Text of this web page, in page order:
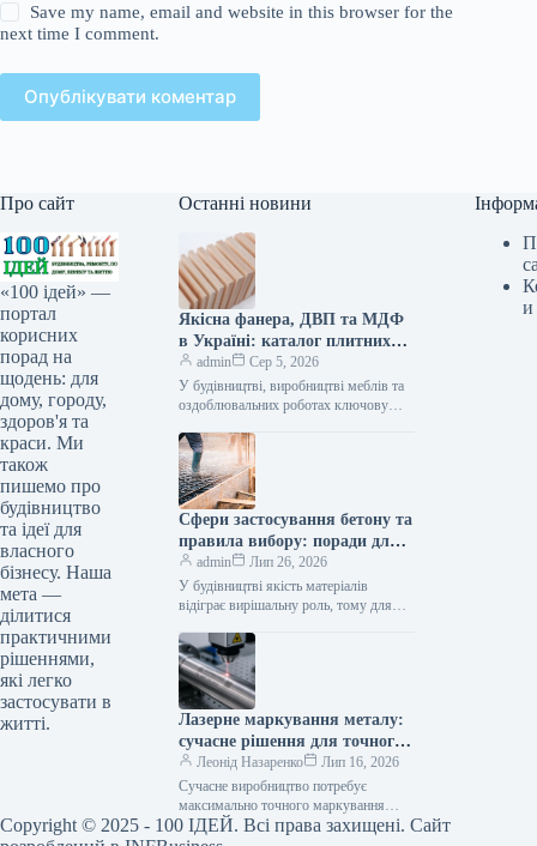
Save my name, email and website in this browser for the
next time I comment.
Опублікувати коментар
Про сайт
«100 ідей» —
портал
корисних
порад на
щодень: для
дому, городу,
здоров'я та
краси. Ми
також
пишемо про
будівництво
та ідеї для
власного
бізнесу. Наша
мета —
ділитися
практичними
рішеннями,
які легко
застосувати в
житті.
Останні новини
Якісна фанера, ДВП та МДФ
в Україні: каталог плитних
матеріалів від «ВІН-ВУД»
admin
Сер 5, 2026
У будівництві, виробництві меблів та
оздоблювальних роботах ключову
сировини. Компанія «ВІН-ВУД» уже
тривалий час займається…
Сфери застосування бетону та
правила вибору: поради для
приватного й промислового
будівництва
admin
Лип 26, 2026
У будівництві якість матеріалів
відіграє вирішальну роль, тому для
обирати перевірених виробників, таких
як компанія Промбудцентр,…
Лазерне маркування металу:
сучасне рішення для точного
та довговічного нанесення
інформації
Леонід Назаренко
Лип 16, 2026
Сучасне виробництво потребує
максимально точного маркування
продукції. Серійні номери, логотипи,
и
Copyright © 2025 - 100 ІДЕЙ. Всі права захищені. Сайт